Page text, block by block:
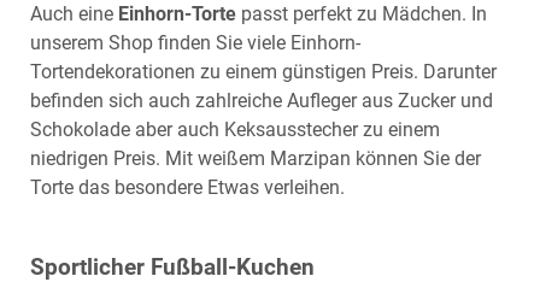
Auch eine Einhorn-Torte passt perfekt zu Mädchen. In
unserem Shop finden Sie viele Einhorn-
Tortendekorationen zu einem günstigen Preis. Darunter
befinden sich auch zahlreiche Aufleger aus Zucker und
Schokolade aber auch Keksausstecher zu einem
niedrigen Preis. Mit weißem Marzipan können Sie der
Torte das besondere Etwas verleihen.
Sportlicher Fußball-Kuchen